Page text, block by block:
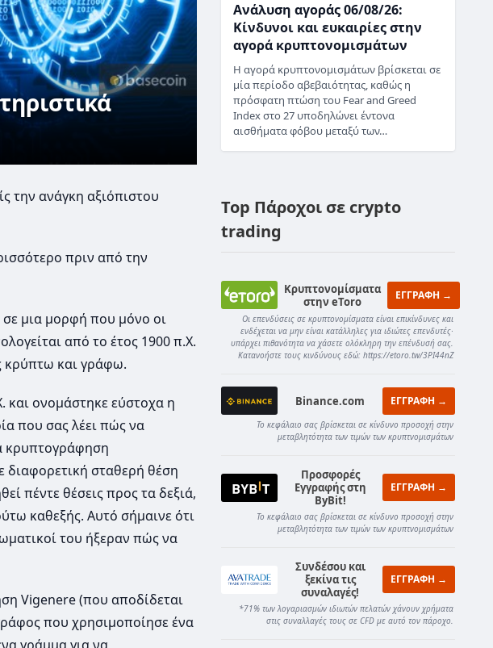
την ανάγκη αξιόπιστου
πριν από την
μια μορφή που μόνο οι
από το έτος 1900 π.Χ.
κρύπτω και γράφω.
και ονομάστηκε εύστοχα η
που σας λέει πώς να
κρυπτογράφηση
σταθερή θέση
πέντε θέσεις προς τα δεξιά,
καθεξής. Αυτό σήμαινε ότι
του ήξεραν πώς να
Vigenere (που αποδίδεται
που χρησιμοποίησε ένα
Ανάλυση αγοράς 06/08/26:
Κίνδυνοι και ευκαιρίες στην
αγορά κρυπτονομισμάτων
Η αγορά κρυπτονομισμάτων βρίσκεται σε
μία περίοδο αβεβαιότητας, καθώς η
πρόσφατη πτώση του Fear and Greed
Index στο 27 υποδηλώνει έντονα
αισθήματα φόβου μεταξύ των…
Top Πάροχοι σε crypto
trading
Κρυπτονομίσματα
στην eToro
ΕΓΓΡΑΦΗ →
Οι επενδύσεις σε κρυπτονομίσματα είναι επικίνδυνες και
ενδέχεται να μην είναι κατάλληλες για ιδιώτες επενδυτές·
υπάρχει πιθανότητα να χάσετε ολόκληρη την επένδυσή σας.
Κατανοήστε τους κινδύνους εδώ: https://etoro.tw/3PI44nZ
Binance.com ΕΓΓΡΑΦΗ →
Το κεφάλαιο σας βρίσκεται σε κίνδυνο προσοχή στην
μεταβλητότητα των τιμών των κρυπτνομισμάτων
Προσφορές
Εγγραφής στη
ByBit!
ΕΓΓΡΑΦΗ →
Το κεφάλαιο σας βρίσκεται σε κίνδυνο προσοχή στην
μεταβλητότητα των τιμών των κρυπτνομισμάτων
Συνδέσου και
ξεκίνα τις
συναλαγές!
ΕΓΓΡΑΦΗ →
*71% των λογαριασμών ιδιωτών πελατών χάνουν χρήματα
στις συναλλαγές τους σε CFD με αυτό τον πάροχο.